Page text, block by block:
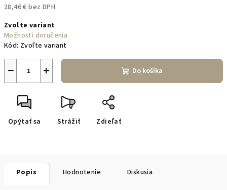
28,46 € bez DPH
cena:
Zvoľte variant
Možnosti doručenia
Kód: Zvoľte variant
+
− Do košíka
Opýtať sa Strážiť Zdieľať
Popis Hodnotenie Diskusia